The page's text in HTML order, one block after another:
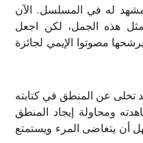
مشهد له في المسلسل. الآن
هذه الجمل، لكن اجعل
مصوتوا الإيمي لجائزة
تخلى عن المنطق في كتابته
ومحاولة إيجاد المنطق
يتغاضى المرء ويستمتع